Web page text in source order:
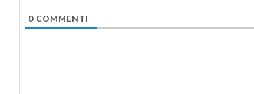
0COMMENTI